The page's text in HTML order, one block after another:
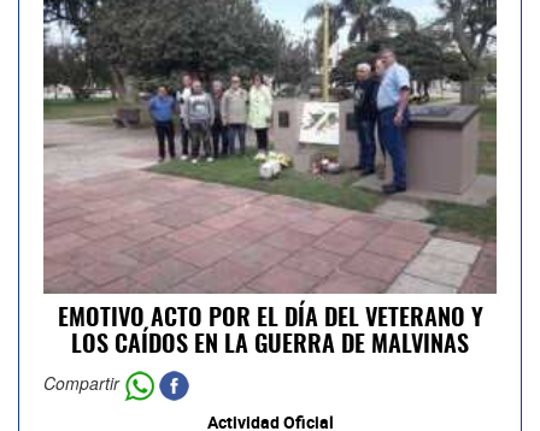
EMOTIVO ACTO POR EL DÍA DEL VETERANO Y
LOS CAÍDOS EN LA GUERRA DE MALVINAS
Compartir
Actividad Oficial